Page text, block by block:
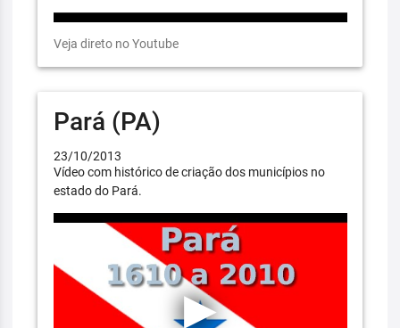
Veja direto no Youtube
Pará (PA)
23/10/2013
Vídeo com histórico de criação dos municípios no
estado do Pará.